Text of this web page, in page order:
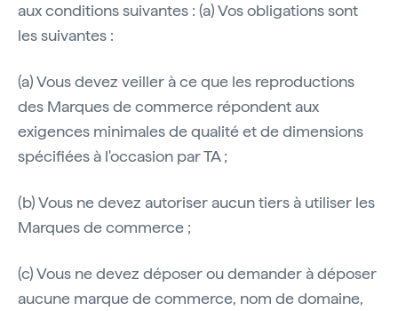
aux conditions suivantes : (a) Vos obligations sont
les suivantes :
(a) Vous devez veiller à ce que les reproductions
des Marques de commerce répondent aux
exigences minimales de qualité et de dimensions
spécifiées à l'occasion par TA ;
(b) Vous ne devez autoriser aucun tiers à utiliser les
Marques de commerce ;
(c) Vous ne devez déposer ou demander à déposer
aucune marque de commerce, nom de domaine,